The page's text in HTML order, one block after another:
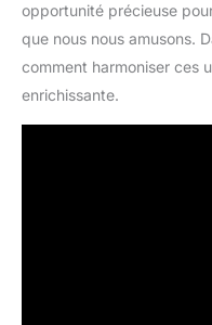
opportunité précieuse
que nous nous amusons.
comment harmoniser ces
enrichissante.